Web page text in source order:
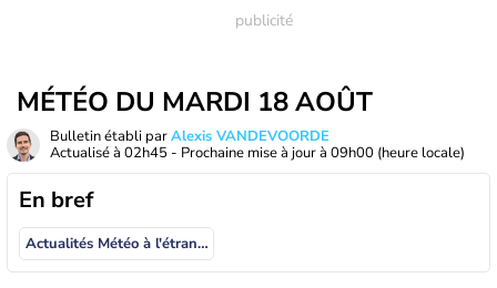
MÉTÉO DU MARDI 18 AOÛT
Bulletin établi parAlexis VANDEVOORDE
Actualisé à 02h45 - Prochaine mise à jour à 09h00 (heure locale)
En bref
Actualités Météo à l'étranger